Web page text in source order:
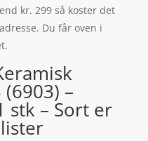
kr. 299 så koster det
Du får oven i
–
stk – Sort er